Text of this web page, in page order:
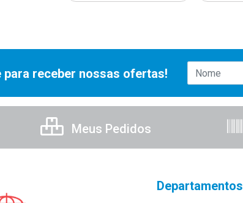
para receber nossas ofertas!
Meus Pedidos
Departamentos